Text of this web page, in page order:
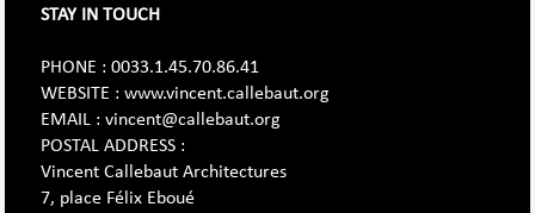
STAY IN TOUCH
PHONE : 0033.1.45.70.86.41
WEBSITE : www.vincent.callebaut.org
EMAIL : vincent@callebaut.org
POSTAL ADDRESS :
Vincent Callebaut Architectures
7, place Félix Eboué